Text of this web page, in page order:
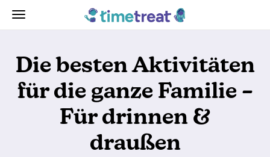
Navigationsmenü öffnen
TimeTreat
Die besten Aktivitäten
für die ganze Familie –
Für drinnen &
draußen